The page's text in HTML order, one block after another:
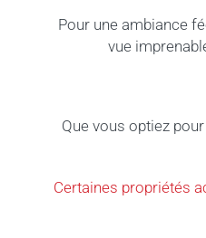
Pour une ambiance
vue
Que vous optiez
Certaines propriétés